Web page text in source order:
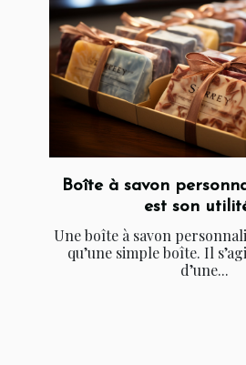
Boîte à savon
est son
Une boîte à savon
qu’une simple boîte. Il
d’une...